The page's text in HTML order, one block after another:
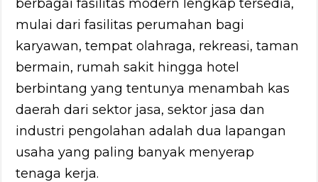
berbagai fasilitas modern lengkap tersedia,
mulai dari fasilitas perumahan bagi
karyawan, tempat olahraga, rekreasi, taman
bermain, rumah sakit hingga hotel
berbintang yang tentunya menambah kas
daerah dari sektor jasa, sektor jasa dan
industri pengolahan adalah dua lapangan
usaha yang paling banyak menyerap
tenaga kerja.